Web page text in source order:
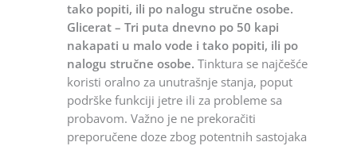
tako popiti, ili po nalogu stručne osobe.
Glicerat – Tri puta dnevno po 50 kapi
nakapati u malo vode i tako popiti, ili po
nalogu stručne osobe. Tinktura se najčešće
koristi oralno za unutrašnje stanja, poput
podrške funkciji jetre ili za probleme sa
probavom. Važno je ne prekoračiti
preporučene doze zbog potentnih sastojaka